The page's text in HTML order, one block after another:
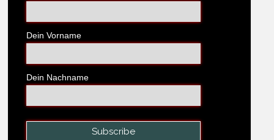
Dein Vorname
Dein Nachname